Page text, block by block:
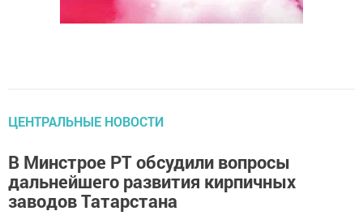
ЦЕНТРАЛЬНЫЕ НОВОСТИ
В Минстрое РТ обсудили вопросы
дальнейшего развития кирпичных
заводов Татарстана